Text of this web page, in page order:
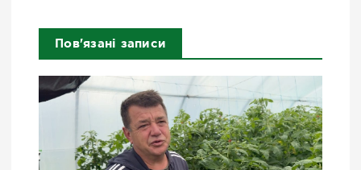
Пов'язані записи